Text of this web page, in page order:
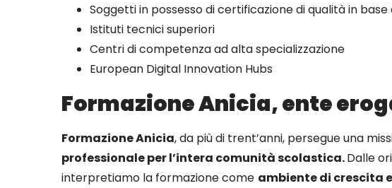
Soggetti in possesso di certificazione di qualità in base
Istituti tecnici superiori
Centri di competenza ad alta specializzazione
European Digital Innovation Hubs
Formazione Anicia, ente
Formazione Anicia, da più di trent’anni, persegue una
professionale per l’intera comunità scolastica.Dalle
interpretiamo la formazione come ambiente di crescita